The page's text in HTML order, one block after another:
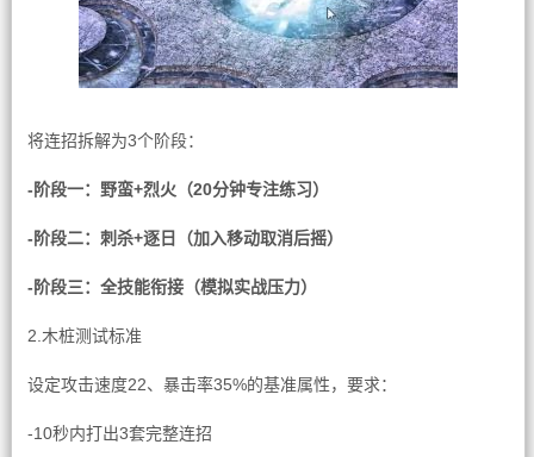
将连招拆解为3个阶段：
-阶段一：野蛮+烈火（20分钟专注练习）
-阶段二：刺杀+逐日（加入移动取消后摇）
-阶段三：全技能衔接（模拟实战压力）
2.木桩测试标准
设定攻击速度22、暴击率35%的基准属性，要求：
-10秒内打出3套完整连招